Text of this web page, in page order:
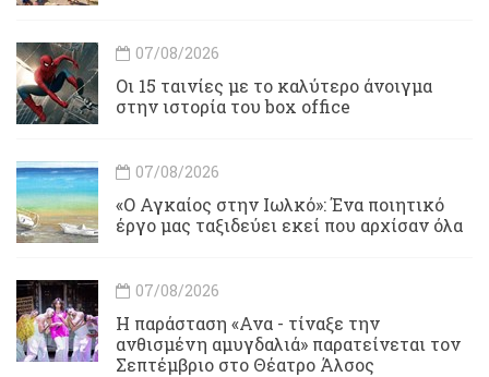
07/08/2026
Οι 15 ταινίες με το καλύτερο άνοιγμα
στην ιστορία του box office
07/08/2026
«Ο Αγκαίος στην Ιωλκό»: Ένα ποιητικό
έργο μας ταξιδεύει εκεί που αρχίσαν όλα
07/08/2026
Η παράσταση «Ανα - τίναξε την
ανθισμένη αμυγδαλιά» παρατείνεται τον
Σεπτέμβριο στο Θέατρο Άλσος